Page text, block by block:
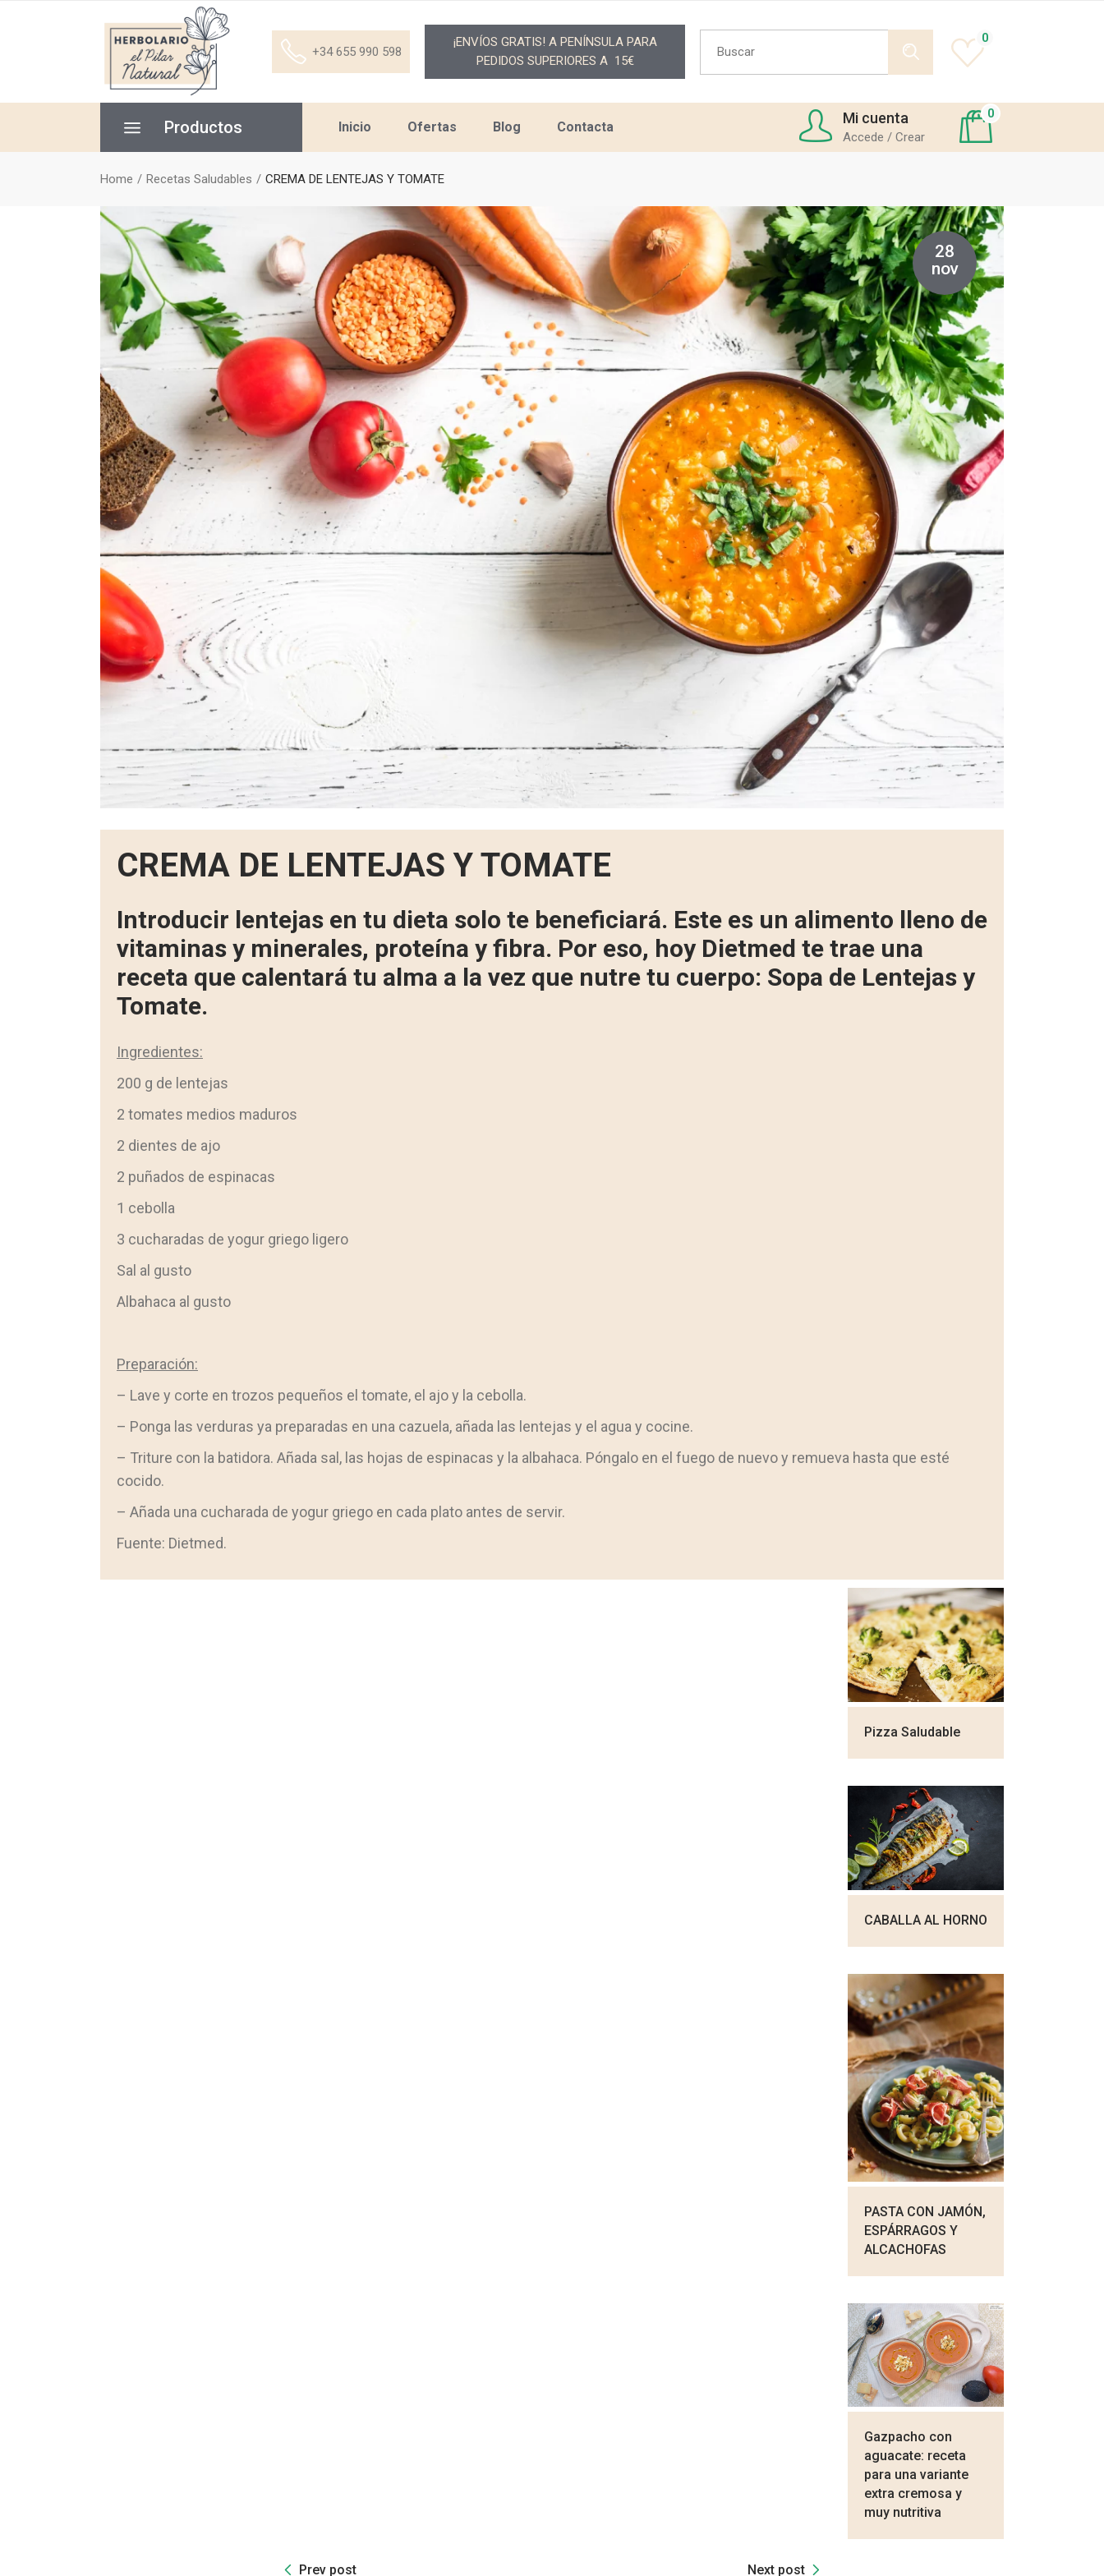
+34 655 990 598
¡ENVÍOS GRATIS! A PENÍNSULA PARA
PEDIDOS SUPERIORES A 15€
Search
for:
0
Productos Inicio Ofertas Blog Contacta
Mi cuenta
Accede / Crear
0
Home Recetas Saludables CREMA DE LENTEJAS Y TOMATE
28
nov
CREMA DE LENTEJAS Y TOMATE
Introducir lentejas en tu dieta solo te beneficiará. Este es un alimento lleno de
vitaminas y minerales, proteína y fibra. Por eso, hoy Dietmed te trae una
receta que calentará tu alma a la vez que nutre tu cuerpo: Sopa de Lentejas y
Tomate.
Ingredientes:
200 g de lentejas
2 tomates medios maduros
2 dientes de ajo
2 puñados de espinacas
1 cebolla
3 cucharadas de yogur griego ligero
Sal al gusto
Albahaca al gusto
Preparación:
– Lave y corte en trozos pequeños el tomate, el ajo y la cebolla.
– Ponga las verduras ya preparadas en una cazuela, añada las lentejas y el agua y cocine.
– Triture con la batidora. Añada sal, las hojas de espinacas y la albahaca. Póngalo en el fuego de nuevo y remueva hasta que esté
cocido.
– Añada una cucharada de yogur griego en cada plato antes de servir.
Fuente: Dietmed.
Pizza Saludable
CABALLA AL HORNO
PASTA CON JAMÓN,
ESPÁRRAGOS Y
ALCACHOFAS
Gazpacho con
aguacate: receta
para una variante
extra cremosa y
muy nutritiva
Prev post Next post